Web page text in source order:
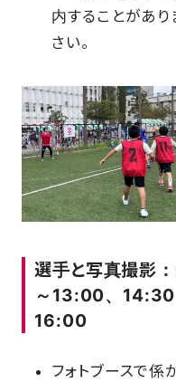
内することがあ
さい。
選手と写真撮影
～13:00、
16:00
フォトブースで係